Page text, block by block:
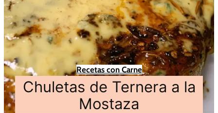
Recetas con Carne
Chuletas de Ternera a la
Mostaza